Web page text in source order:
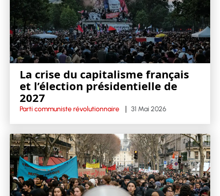
La crise du capitalisme français
et l’élection présidentielle de
2027
Parti communiste révolutionnaire 31 Mai 2026